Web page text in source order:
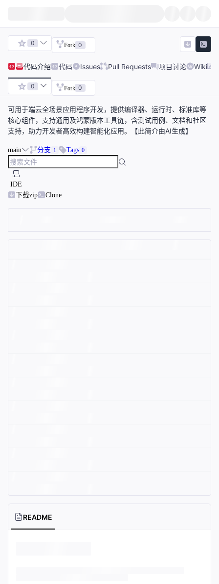
0 Fork 0
代码介绍 代码 Issues Pull Requests 项目讨论 Wiki
0 Fork 0
可用于端云全场景应用程序开发，提供编译器、运行时、标准库等
核心组件，支持通用及鸿蒙版本工具链，含测试用例、文档和社区
支持，助力开发者高效构建智能化应用。【此简介由AI生成】
main 分支 1 Tags 0
IDE
下载zip
Clone
README